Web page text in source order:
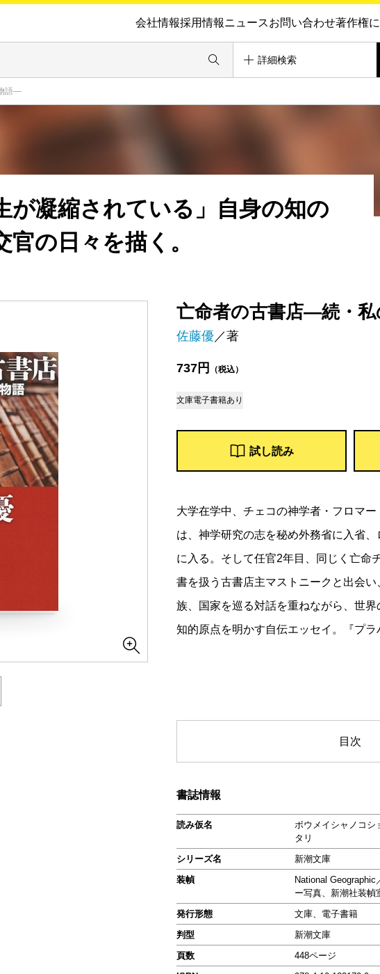
会社情報採用情報ニュースお問い合わせ著作権
詳細検索
語―
亡命者の古書店―続・
佐藤優 ／著
737円 （税込）
文庫電子書籍あり
試し読み
が凝縮されている」自身の知の
の日々を描く。
大学在学中、チェコの神学者・フロマ
は、神学研究の志を秘め外務省に入省
に入る。そして任官2年目、同じく亡命
書を扱う古書店主マストニークと出会
族、国家を巡る対話を重ねながら、世
知的原点を明かす自伝エッセイ。『プラ
目次
書誌情報
読み仮名
ボウメイシャノコシ
タリ
シリーズ名
新潮文庫
装幀
National
ー写真、新潮社装幀
発行形態
文庫、電子書籍
判型
新潮文庫
頁数
448ページ